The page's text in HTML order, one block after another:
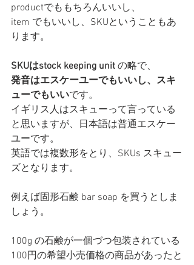
productでももちろんいいし、
item でもいいし、SKUということもあ
ります。
SKUはstock keeping unit の略で、
発音はエスケーユーでもいいし、スキ
ューでもいいです。
イギリス人はスキューって言っている
と思いますが、日本語は普通エスケー
ユーです。
英語では複数形をとり、SKUs スキュー
ズとなります。
例えば固形石鹸 bar soap を買うとしま
しょう。
100g の石鹸が一個づつ包装されている
100円の希望小売価格の商品があったと